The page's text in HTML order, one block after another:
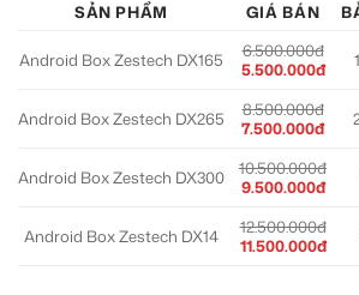
SẢN PHẨM GIÁ BÁN
Android Box Zestech DX165
6.500.000đ
5.500.000đ
Android Box Zestech DX265
8.500.000đ
7.500.000đ
Android Box Zestech DX300
10.500.000đ
9.500.000đ
Android Box Zestech DX14
12.500.000đ
11.500.000đ